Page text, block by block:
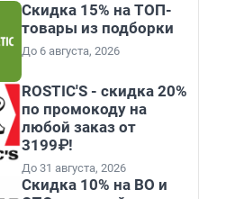
расширяет
программы
Скидка 15% на ТОП-
товары из подборки
До 6 августа, 2026
ROSTIC'S - скидка 20%
по промокоду на
любой заказ от
3199₽!
До 31 августа, 2026
Скидка 10% на ВО и